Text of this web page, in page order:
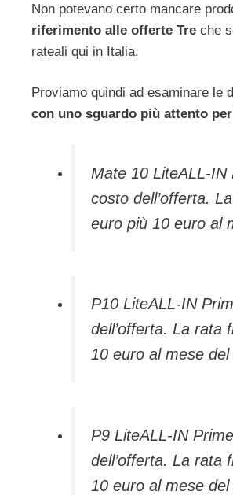
Non potevano certo mancare
riferimento alle offerte Tre che
rateali qui in Italia.
Proviamo quindi ad esaminare le
con uno sguardo più attento
Mate 10 LiteALL-
costo dell’offerta.
euro più 10 euro al
P10 LiteALL-IN
dell’offerta. La rata
10 euro al mese
P9 LiteALL-IN
dell’offerta. La rata
10 euro al mese